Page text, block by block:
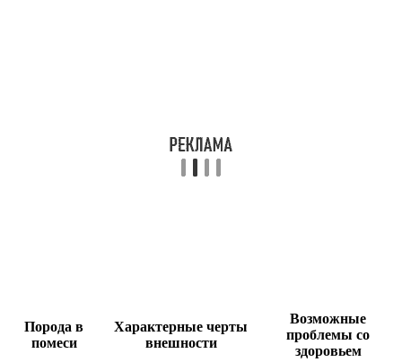
Порода в
помеси
Характерные черты
внешности
Возможные
проблемы со
здоровьем